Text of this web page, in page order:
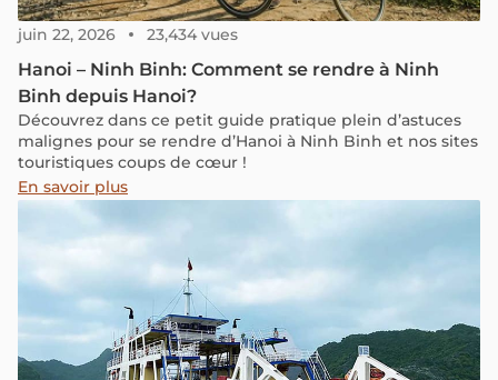
juin 22, 2026 23,434 vues
Hanoi – Ninh Binh: Comment se rendre à Ninh
Binh depuis Hanoi?
Découvrez dans ce petit guide pratique plein d’astuces
malignes pour se rendre d’Hanoi à Ninh Binh et nos sites
touristiques coups de cœur !
En savoir plus